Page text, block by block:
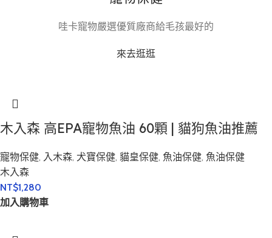
哇卡寵物嚴選優質廠商給毛孩最好的
來去逛逛
木入森 高EPA寵物魚油 60顆 | 貓狗魚油推薦
寵物保健, 入木森, 犬寶保健, 貓皇保健, 魚油保健, 魚油保健
木入森
NT$1,280
加入購物車